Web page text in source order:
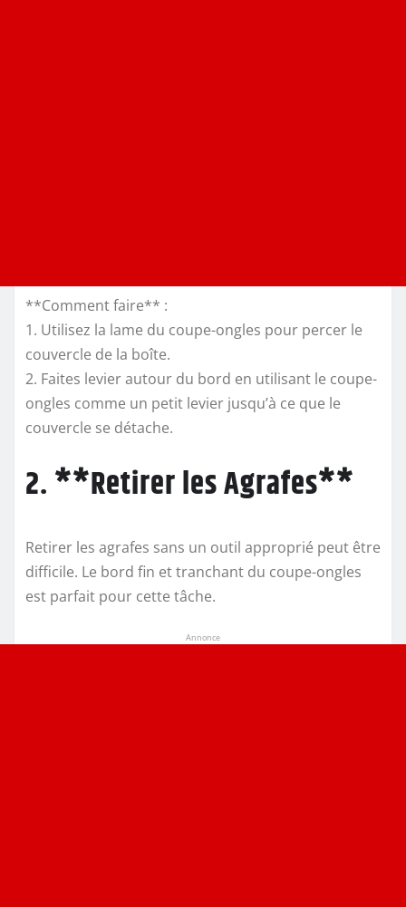
**Comment faire** :
1. Utilisez la lame du coupe-ongles pour percer le
couvercle de la boîte.
2. Faites levier autour du bord en utilisant le coupe-
ongles comme un petit levier jusqu’à ce que le
couvercle se détache.
2. **Retirer les Agrafes**
Retirer les agrafes sans un outil approprié peut être
difficile. Le bord fin et tranchant du coupe-ongles
est parfait pour cette tâche.
Annonce